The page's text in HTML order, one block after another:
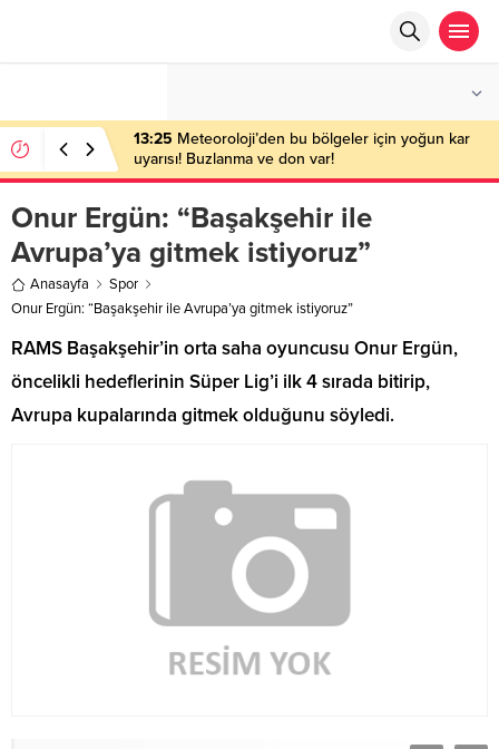
13:25 Meteoroloji’den bu bölgeler için yoğun kar
uyarısı! Buzlanma ve don var!
Onur Ergün: “Başakşehir ile
Avrupa’ya gitmek istiyoruz”
Anasayfa
Spor
Onur Ergün: “Başakşehir ile Avrupa’ya gitmek istiyoruz”
RAMS Başakşehir’in orta saha oyuncusu Onur Ergün,
öncelikli hedeflerinin Süper Lig’i ilk 4 sırada bitirip,
Avrupa kupalarında gitmek olduğunu söyledi.